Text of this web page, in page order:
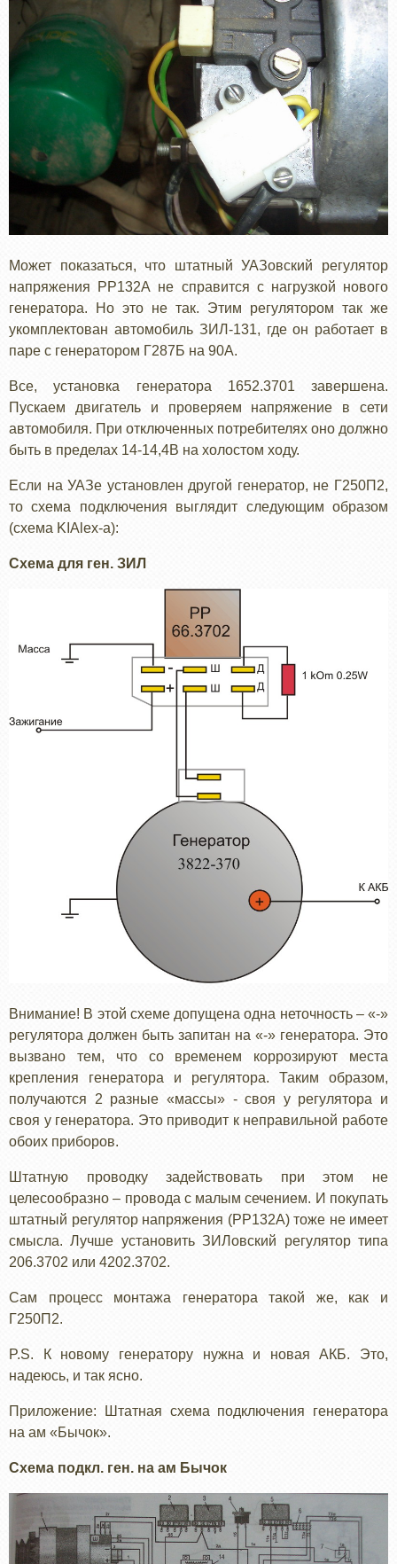
Может показаться, что штатный УАЗовский регулятор
напряжения РР132А не справится с нагрузкой нового
генератора. Но это не так. Этим регулятором так же
укомплектован автомобиль ЗИЛ-131, где он работает в
паре с генератором Г287Б на 90А.
Все, установка генератора 1652.3701 завершена.
Пускаем двигатель и проверяем напряжение в сети
автомобиля. При отключенных потребителях оно должно
быть в пределах 14-14,4В на холостом ходу.
Если на УАЗе установлен другой генератор, не Г250П2,
то схема подключения выглядит следующим образом
(схема KIAlex-а):
Схема для ген. ЗИЛ
Внимание! В этой схеме допущена одна неточность – «-»
регулятора должен быть запитан на «-» генератора. Это
вызвано тем, что со временем коррозируют места
крепления генератора и регулятора. Таким образом,
получаются 2 разные «массы» - своя у регулятора и
своя у генератора. Это приводит к неправильной работе
обоих приборов.
Штатную проводку задействовать при этом не
целесообразно – провода с малым сечением. И покупать
штатный регулятор напряжения (РР132А) тоже не имеет
смысла. Лучше установить ЗИЛовский регулятор типа
206.3702 или 4202.3702.
Сам процесс монтажа генератора такой же, как и
Г250П2.
P.S. К новому генератору нужна и новая АКБ. Это,
надеюсь, и так ясно.
Приложение: Штатная схема подключения генератора
на ам «Бычок».
Схема подкл. ген. на ам Бычок